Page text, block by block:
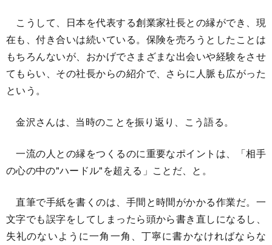
こうして、日本を代表する創業家社長との縁ができ、現
在も、付き合いは続いている。保険を売ろうとしたことは
もちろんないが、おかげでさまざまな出会いや経験をさせ
てもらい、その社長からの紹介で、さらに人脈も広がった
という。
金沢さんは、当時のことを振り返り、こう語る。
一流の人との縁をつくるのに重要なポイントは、「相手
の心の中の"ハードル"を超える」ことだ、と。
直筆で手紙を書くのは、手間と時間がかかる作業だ。一
文字でも誤字をしてしまったら頭から書き直しになるし、
失礼のないように一角一角、丁寧に書かなければならな